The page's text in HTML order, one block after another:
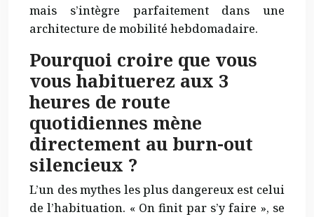
mais s’intègre parfaitement dans une
architecture de mobilité hebdomadaire.
Pourquoi croire que vous
vous habituerez aux 3
heures de route
quotidiennes mène
directement au burn-out
silencieux ?
L’un des mythes les plus dangereux est celui
de l’habituation. « On finit par s’y faire », se